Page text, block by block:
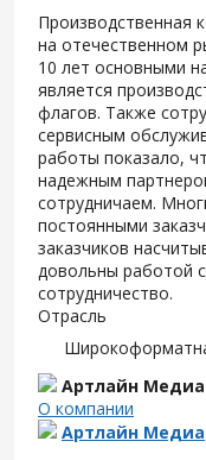
Производственная
на отечественном
10 лет основными
является
флагов. Также
сервисным
работы показало,
надежным
сотрудничаем.
постоянными
заказчиков
довольны работой
сотрудничество.
Отрасль
Артлайн Медиа
О компании
Артлайн Медиа